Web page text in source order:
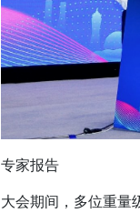
专家报告
大会期间，多位重量